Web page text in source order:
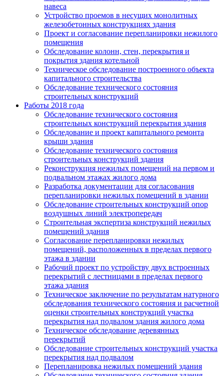
навеса
Устройство проемов в несущих монолитных
железобетонных конструкциях здания
Проект и согласование перепланировки нежилого
помещения
Обследование колонн, стен, перекрытия и
покрытия здания котельной
Техническое обследование построенного объекта
капитального строительства
Обследование технического состояния
строительных конструкций
Работы 2018 года
Обследование технического состояния
строительных конструкций перекрытия здания
Обследование и проект капитального ремонта
крыши здания
Обследование технического состояния
строительных конструкций здания
Реконструкция нежилых помещений на первом и
подвальном этажах жилого дома
Разработка документации для согласования
перепланировки нежилых помещений в здании
Обследование строительных конструкций опор
воздушных линий электропередач
Строительная экспертиза конструкций нежилых
помещений здания
Согласование перепланировки нежилых
помещений, расположенных в пределах первого
этажа в здании
Рабочий проект по устройству двух встроенных
перекрытий с лестницами в пределах первого
этажа здания
Техническое заключение по результатам натурного
обследования технического состояния и расчетной
оценки строительных конструкций участка
перекрытия над подвалом здания жилого дома
Техническое обследование деревянных
перекрытий
Обследование строительных конструкций участка
перекрытия над подвалом
Перепланировка нежилых помещений здания